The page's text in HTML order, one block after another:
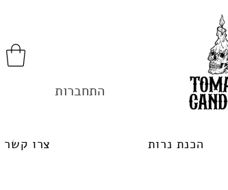
התחברות
הכנת נרות צרו קשר